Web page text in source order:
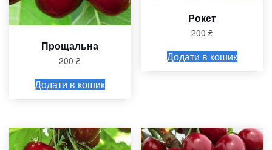
Прощальна
200₴
Додати в кошик
Рокет
200 ₴
Додати в кошик